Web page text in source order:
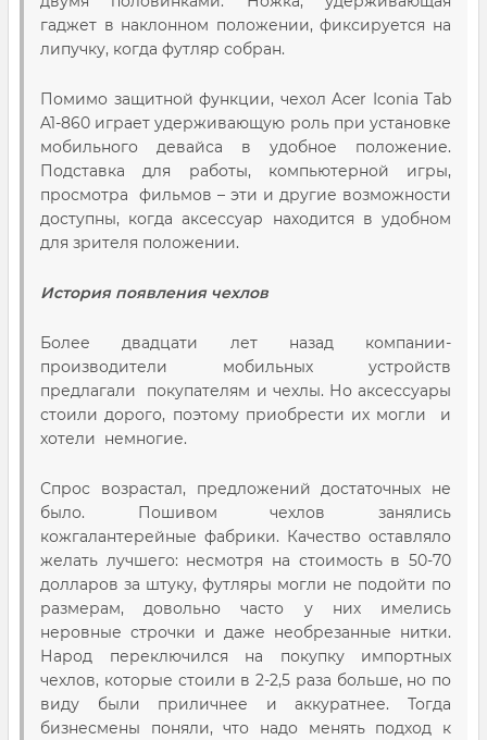
гаджет в наклонном положении, фиксируется на
липучку, когда футляр собран.
Помимо защитной функции, чехол Acer Iconia Tab
A1-860 играет удерживающую роль при установке
мобильного девайса в удобное положение.
Подставка для работы, компьютерной игры,
просмотра фильмов – эти и другие возможности
доступны, когда аксессуар находится в удобном
для зрителя положении.
История появления чехлов
Более двадцати лет назад компании-
производители мобильных устройств
предлагали покупателям и чехлы. Но аксессуары
стоили дорого, поэтому приобрести их могли и
хотели немногие.
Спрос возрастал, предложений достаточных не
было. Пошивом чехлов занялись
кожгалантерейные фабрики. Качество оставляло
желать лучшего: несмотря на стоимость в 50-70
долларов за штуку, футляры могли не подойти по
размерам, довольно часто у них имелись
неровные строчки и даже необрезанные нитки.
Народ переключился на покупку импортных
чехлов, которые стоили в 2-2,5 раза больше, но по
виду были приличнее и аккуратнее. Тогда
бизнесмены поняли, что надо менять подход к